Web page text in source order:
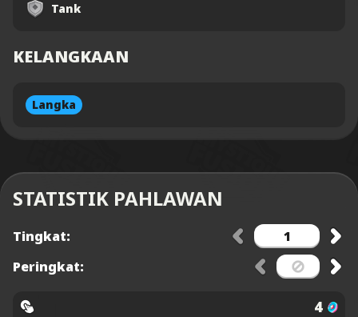
Tank
KELANGKAAN
Langka
STATISTIK PAHLAWAN
Tingkat:
Peringkat:
4